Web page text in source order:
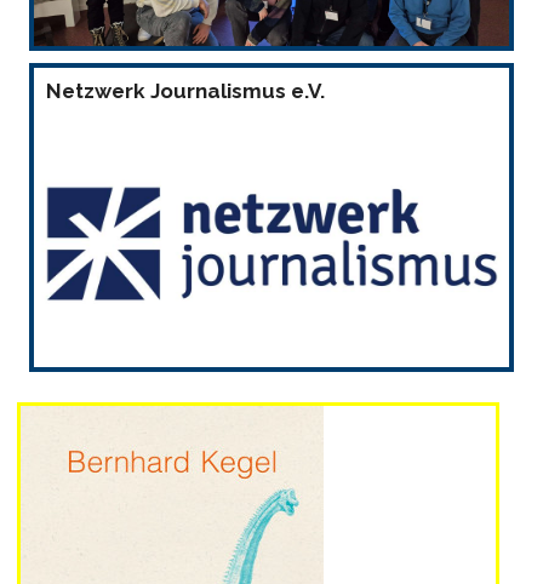
Netzwerk Journalismus e.V.